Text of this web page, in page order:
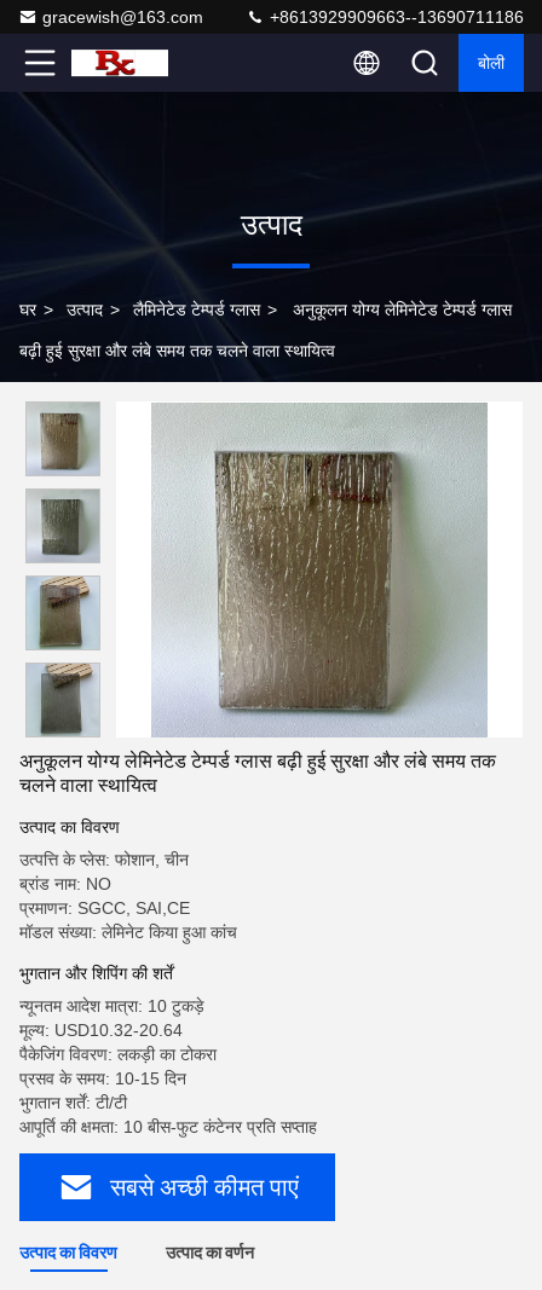
gracewish@163.com +8613929909663--13690711186
बोली
उत्पाद
घर > उत्पाद > लैमिनेटेड टेम्पर्ड ग्लास > अनुकूलन योग्य लेमिनेटेड टेम्पर्ड ग्लास
बढ़ी हुई सुरक्षा और लंबे समय तक चलने वाला स्थायित्व
अनुकूलन योग्य लेमिनेटेड टेम्पर्ड ग्लास बढ़ी हुई सुरक्षा और लंबे समय तक
चलने वाला स्थायित्व
उत्पाद का विवरण
उत्पत्ति के प्लेस: फोशान, चीन
ब्रांड नाम: NO
प्रमाणन: SGCC, SAI,CE
मॉडल संख्या: लेमिनेट किया हुआ कांच
भुगतान और शिपिंग की शर्तें
न्यूनतम आदेश मात्रा: 10 टुकड़े
मूल्य: USD10.32-20.64
पैकेजिंग विवरण: लकड़ी का टोकरा
प्रसव के समय: 10-15 दिन
भुगतान शर्तें: टी/टी
आपूर्ति की क्षमता: 10 बीस-फुट कंटेनर प्रति सप्ताह
सबसे अच्छी कीमत पाएं
उत्पाद का विवरण उत्पाद का वर्णन